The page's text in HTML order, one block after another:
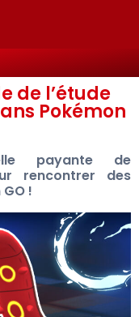
de l’étude
Pokémon
payante de
rencontrer des
!